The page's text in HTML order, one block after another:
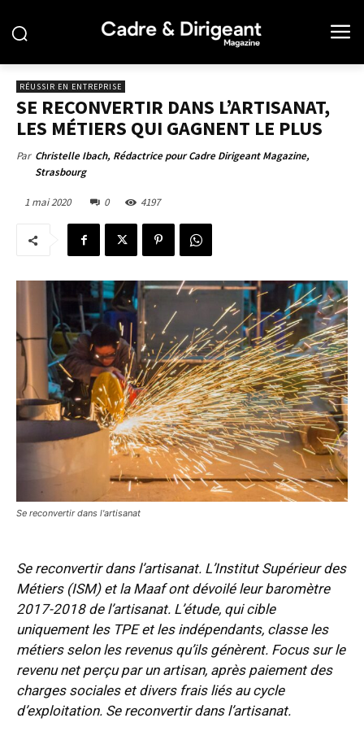
RÉUSSIR EN ENTREPRISE
SE RECONVERTIR DANS L’ARTISANAT,
LES MÉTIERS QUI GAGNENT LE PLUS
Par Christelle Ibach, Rédactrice pour Cadre Dirigeant Magazine,
Strasbourg
1 mai 2020 0 4197
Se reconvertir dans l'artisanat
Se reconvertir dans l’artisanat. L’Institut Supérieur des
Métiers (ISM) et la Maaf ont dévoilé leur baromètre
2017-2018 de l’artisanat. L’étude, qui cible
uniquement les TPE et les indépendants, classe les
métiers selon les revenus qu’ils génèrent. Focus sur le
revenu net perçu par un artisan, après paiement des
charges sociales et divers frais liés au cycle
d’exploitation. Se reconvertir dans l’artisanat.